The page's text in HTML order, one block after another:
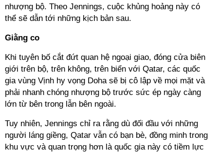
nhượng bộ. Theo Jennings, cuộc khủng hoảng này có
thể sẽ dẫn tới những kịch bản sau.
Giằng co
Khi tuyên bố cắt đứt quan hệ ngoại giao, đóng cửa biên
giới trên bộ, trên không, trên biển với Qatar, các quốc
gia vùng Vịnh hy vọng Doha sẽ bị cô lập về mọi mặt và
phải nhanh chóng nhượng bộ trước sức ép ngày càng
lớn từ bên trong lẫn bên ngoài.
Tuy nhiên, Jennings chỉ ra rằng dù đối đầu với những
người láng giềng, Qatar vẫn có bạn bè, đồng minh trong
khu vực và quan trọng hơn là quốc gia này có tiềm lực